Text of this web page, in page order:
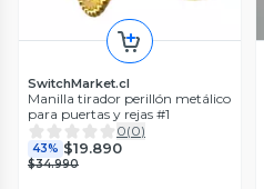
SwitchMarket.cl
Manilla tirador perillón metálico
para puertas y rejas #1
0(0)
43% $19.890
$34.990